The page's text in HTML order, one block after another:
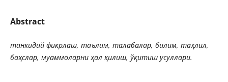
Abstract
танкидий фикрлаш, таълим, талабалар, билим, таҳлил,
баҳслар, муаммоларни ҳал қилиш, ўқитиш усуллари.